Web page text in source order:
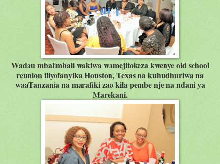
Wadau mbalimbali wakiwa wamejitokeza kwenye old school
reunion iliyofanyika Houston, Texas na kuhudhuriwa na
waaTanzania na marafiki zao kila pembe nje na ndani ya
Marekani.